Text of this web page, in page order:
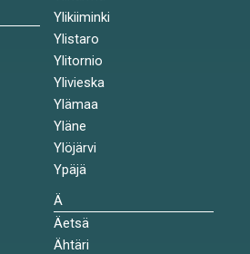
Ylikiiminki
Ylistaro
Ylitornio
Ylivieska
Ylämaa
Yläne
Ylöjärvi
Ypäjä
Ä
Äetsä
Ähtäri